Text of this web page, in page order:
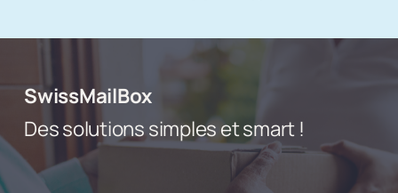
SwissMailBox
Des solutions simples et smart !